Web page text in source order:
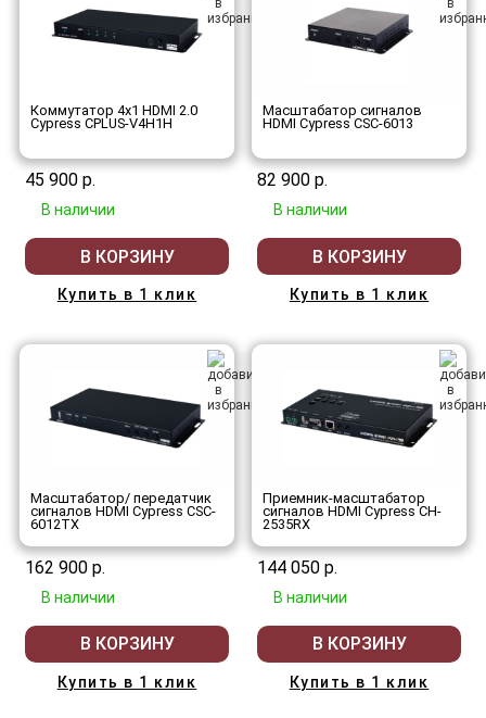
Коммутатор 4х1 HDMI 2.0
Cypress CPLUS-V4H1H
45 900 р.
В наличии
В КОРЗИНУ
Купить в 1 клик
Масштабатор сигналов
HDMI Cypress CSC-6013
82 900 р.
В наличии
В КОРЗИНУ
Купить в 1 клик
Масштабатор/ передатчик
сигналов HDMI Cypress CSC-
6012TX
162 900 р.
В наличии
В КОРЗИНУ
Купить в 1 клик
Приемник-масштабатор
сигналов HDMI Cypress CH-
2535RX
144 050 р.
В наличии
В КОРЗИНУ
Купить в 1 клик